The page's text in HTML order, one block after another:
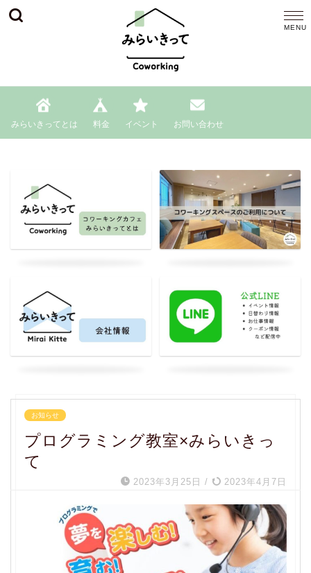
みらいきってとは 料金 イベント お問い合わせ
お知らせ
プログラミング教室×みらいきっ
て
2023年3月25日 / 2023年4月7日